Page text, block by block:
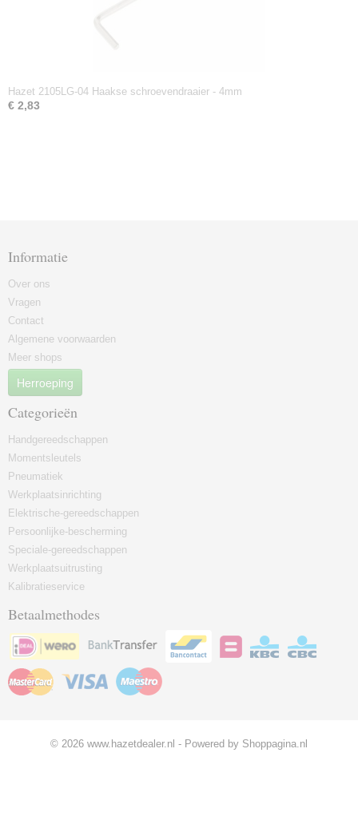
Hazet 2105LG-04 Haakse schroevendraaier - 4mm
€ 2,83
Informatie
Over ons
Vragen
Contact
Algemene voorwaarden
Meer shops
Herroeping
Categorieën
Handgereedschappen
Momentsleutels
Pneumatiek
Werkplaatsinrichting
Elektrische-gereedschappen
Persoonlijke-bescherming
Speciale-gereedschappen
Werkplaatsuitrusting
Kalibratieservice
Betaalmethodes
© 2026 www.hazetdealer.nl - Powered by Shoppagina.nl